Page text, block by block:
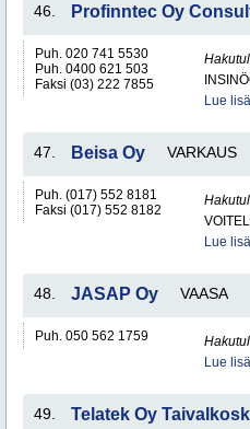
46. Profinntec Oy
Puh. 020 741 5530
Puh. 0400 621 503
Faksi (03) 222 7855
Lue
47. Beisa Oy VARKAUS
Puh. (017) 552 8181
Faksi (017) 552 8182
Lue
48. JASAP Oy VAASA
Puh. 050 562 1759
Lue
49. Telatek Oy